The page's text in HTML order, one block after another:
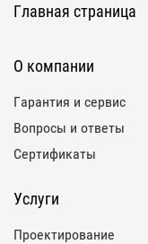
Главная страница
О компании
Гарантия и сервис
Вопросы и ответы
Сертификаты
Услуги
Проектирование